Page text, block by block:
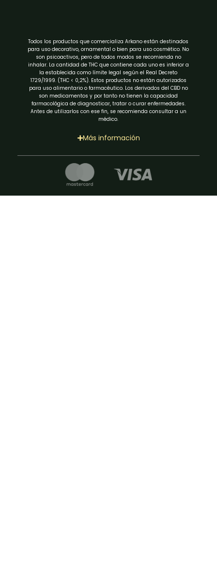
Todos los productos que comercializa Arkano están destinados
para uso decorativo, ornamental o bien para uso cosmético. No
son psicoactivos, pero de todos modos se recomienda no
inhalar. La cantidad de THC que contiene cada uno es inferior a
la establecida como límite legal según el Real Decreto
1729/1999. (THC < 0,2%). Estos productos no están autorizados
para uso alimentario o farmacéutico. Los derivados del CBD no
son medicamentos y por tanto no tienen la capacidad
farmacológica de diagnosticar, tratar o curar enfermedades.
Antes de utilizarlos con ese fin, se recomienda consultar a un
médico.
Más información